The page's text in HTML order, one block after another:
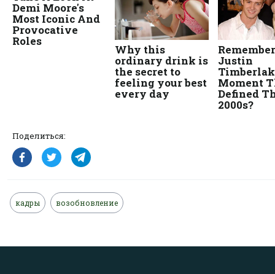
Поделиться:
кадры возобновление